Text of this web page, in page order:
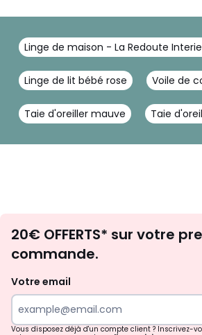
Linge de maison - La Redoute
Linge de lit bébé rose Voile de
Taie d'oreiller mauve Taie
20€ OFFERTS* sur votre
commande.
Votre email
Vous disposez déjà d'un compte client ? Inscrivez-